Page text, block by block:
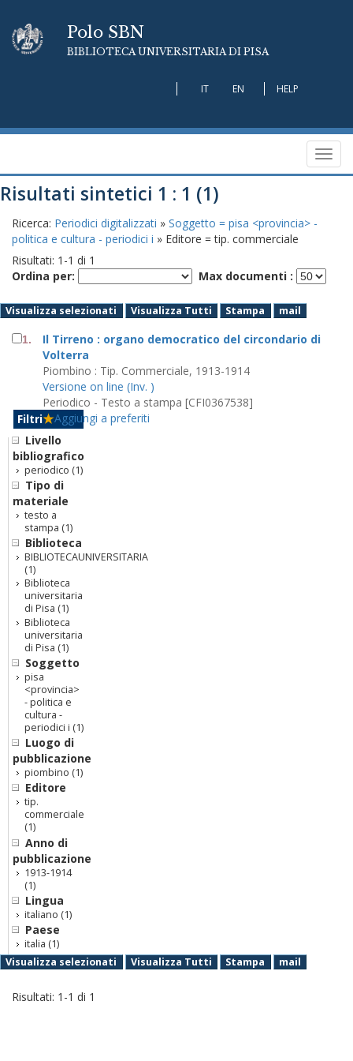
Polo SBN
BIBLIOTECA UNIVERSITARIA DI PISA
IT EN HELP
Risultati sintetici 1 : 1 (1)
Ricerca: Periodici digitalizzati » Soggetto = pisa <provincia> -
politica e cultura - periodici i » Editore = tip. commerciale
Risultati: 1 -1 di 1
Ordina per:
Max documenti :
Visualizza selezionati Visualizza Tutti Stampa mail
1.
Il Tirreno : organo democratico del circondario di
Volterra
Piombino : Tip. Commerciale, 1913-1914
Versione on line (Inv. )
Periodico - Testo a stampa [CFI0367538]
Aggiungi a preferiti
Filtri
Livello
bibliografico
periodico (1)
Tipo di
materiale
testo a
stampa (1)
Biblioteca
BIBLIOTECAUNIVERSITARIA
(1)
Biblioteca
universitaria
di Pisa (1)
Biblioteca
universitaria
di Pisa (1)
Soggetto
pisa
<provincia>
- politica e
cultura -
periodici i (1)
Luogo di
pubblicazione
piombino (1)
Editore
tip.
commerciale
(1)
Anno di
pubblicazione
1913-1914
(1)
Lingua
italiano (1)
Paese
italia (1)
Visualizza selezionati
Visualizza Tutti Stampa mail
Risultati: 1 -1 di 1